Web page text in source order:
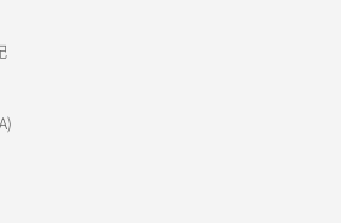
ストール）
ディスクIO）
トワーク用）